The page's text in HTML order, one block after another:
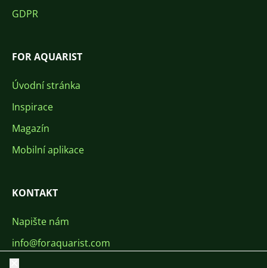
GDPR
FOR AQUARIST
Úvodní stránka
Inspirace
Magazín
Mobilní aplikace
KONTAKT
Napište nám
info@foraquarist.com